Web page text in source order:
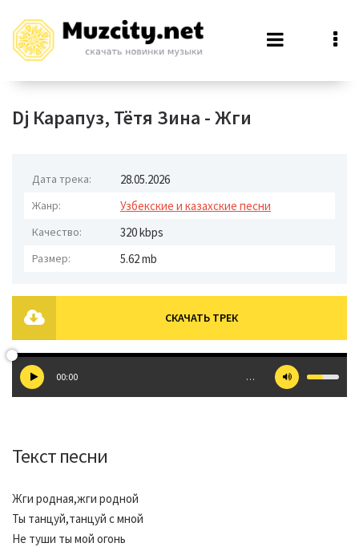
Dj Карапуз, Тётя Зина - Жги
Дата трека: 28.05.2026
Жанр: Узбекские и казахские песни
Качество: 320 kbps
Размер: 5.62 mb
СКАЧАТЬ ТРЕК
00:00 …
Текст песни
Жги родная,жги родной
Ты танцуй,танцуй с мной
Не туши ты мой огонь